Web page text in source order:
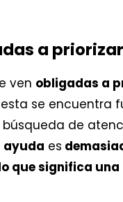
a
ven obligadas a
se encuentra
de
ayuda es
que significa